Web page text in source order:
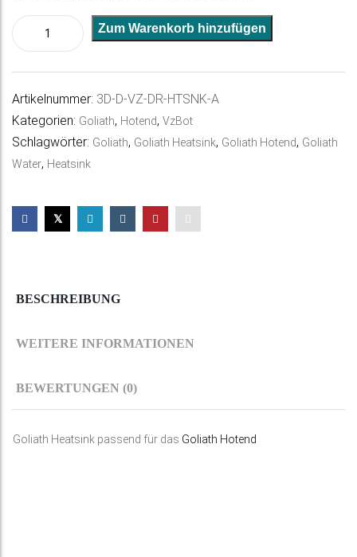
Goliath
Zum Warenkorb hinzufügen
t
Artikelnummer: 3D-D-VZ-DR-HTSNK-A
Kategorien: Goliath, Hotend, VzBot
Schlagwörter: Goliath, Goliath Heatsink, Goliath Hotend, Goliath
Water, Heatsink
BESCHREIBUNG
WEITERE INFORMATIONEN
BEWERTUNGEN (0)
Goliath Heatsink passend für das Goliath Hotend